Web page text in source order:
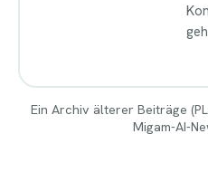
Ein Archiv älterer Beiträge
Migam-AI-